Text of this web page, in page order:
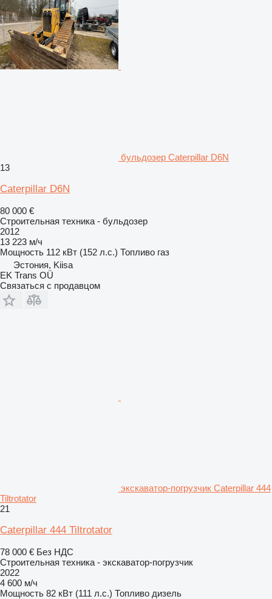
бульдозер Caterpillar D6N
13
Caterpillar D6N
80 000 €
Строительная техника - бульдозер
2012
13 223 м/ч
Мощность 112 кВт (152 л.с.) Топливо газ
Эстония, Kiisa
EK Trans OÜ
Связаться с продавцом
экскаватор-погрузчик Caterpillar 444
Tiltrotator
21
Caterpillar 444 Tiltrotator
78 000 € Без НДС
Строительная техника - экскаватор-погрузчик
2022
4 600 м/ч
Мощность 82 кВт (111 л.с.) Топливо дизель